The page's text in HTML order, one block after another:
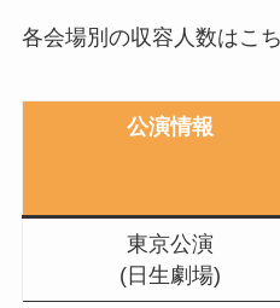
各会場別の収容人数はこち
公演情報
東京公演
(日生劇場)